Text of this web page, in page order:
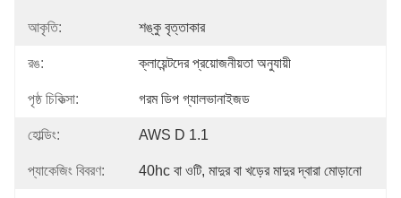
আকৃতি: শঙ্কু বৃত্তাকার
রঙ: ক্লায়েন্টদের প্রয়োজনীয়তা অনুযায়ী
পৃষ্ঠ চিকিত্সা: গরম ডিপ গ্যালভানাইজড
হোল্ডিং: AWS D 1.1
প্যাকেজিং বিবরণ: 40hc বা ওটি, মাদুর বা খড়ের মাদুর দ্বারা মোড়ানো